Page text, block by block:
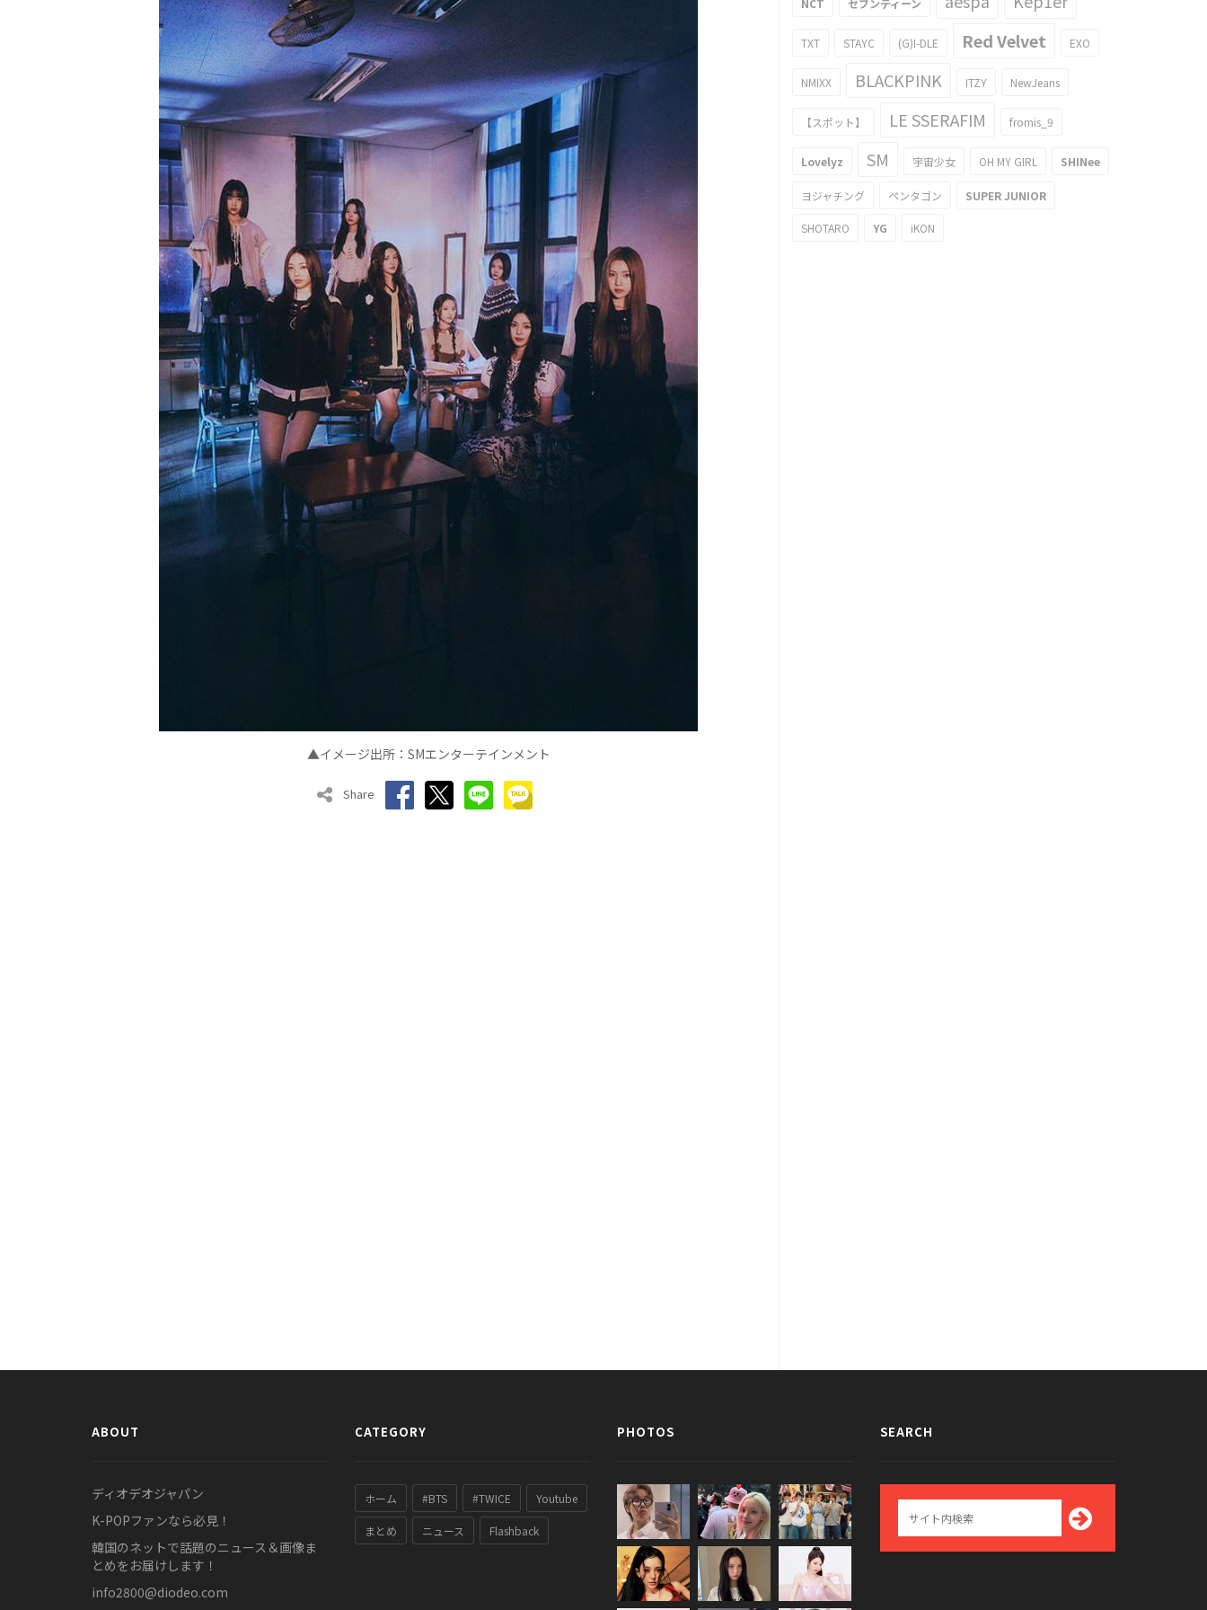
▲イメージ出所：SMエンターテインメント
Share
NCT セブンティーン
TXT STAYC (G)I-DLE Red Velvet EXO
NMIXX BLACKPINK ITZY NewJeans
【スポット】 LE SSERAFIM fromis_9
Lovelyz SM 宇宙少女 OH MY GIRL SHINee
ヨジャチング ペンタゴン SUPER JUNIOR
SHOTARO YG iKON
ABOUT
ディオデオジャパン
K-POPファンなら必見！
韓国のネットで話題のニュース＆画像ま
とめをお届けします！
info2800@diodeo.com
CATEGORY
ホーム #BTS #TWICE Youtube
まとめ ニュース Flashback
PHOTOS SEARCH